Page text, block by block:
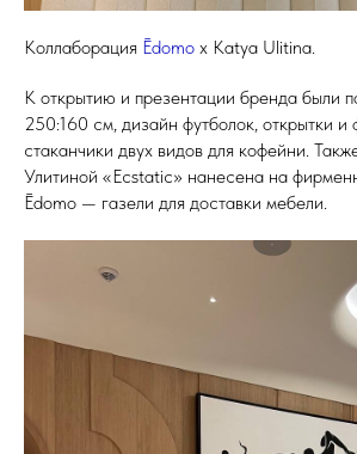
Коллаборация Ēdomo x Katya Ulitina.
К открытию и презентации бренда были
250:160 см, дизайн футболок, открытки
стаканчики двух видов для кофейни.
Улитиной «Ecstatic» нанесена на
Ēdomo — газели для доставки мебели.